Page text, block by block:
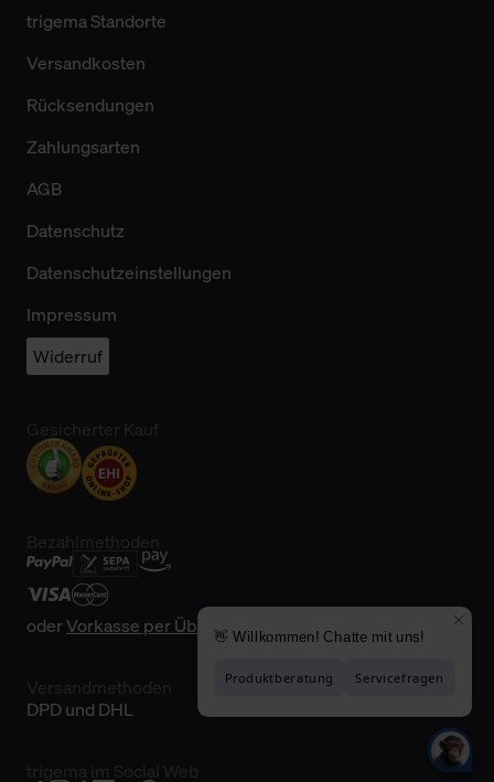
trigema Standorte
Versandkosten
Rücksendungen
Zahlungsarten
AGB
Datenschutz
Datenschutzeinstellungen
Impressum
Widerruf
oderVorkasse per Überweisung
DPD und DHL